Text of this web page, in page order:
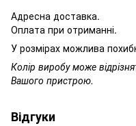
Адресна доставка.
Оплата при отриманні.
У розмірах можлива
Колір виробу може
Вашого пристрою.
Відгуки